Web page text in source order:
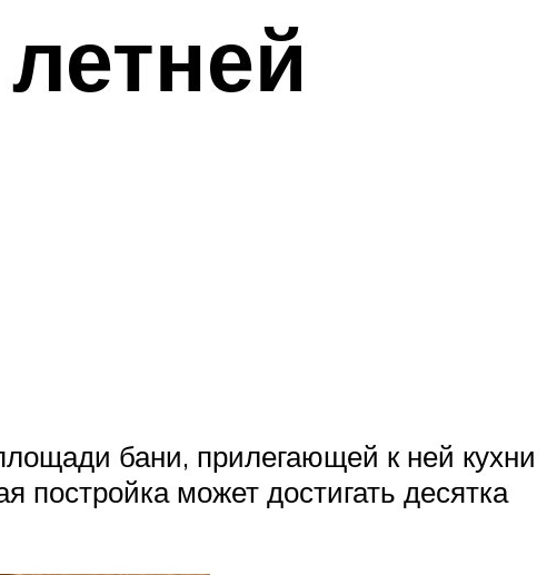
бани, прилегающей к ней кухни
может достигать десятка